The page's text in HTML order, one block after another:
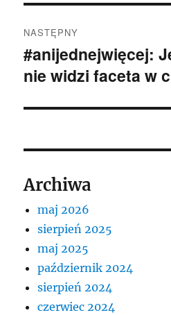
NASTĘPNY
Następny
wpis:
#anijednejwięcej:
nie widzi faceta w
Archiwa
maj 2026
sierpień 2025
maj 2025
październik 2024
sierpień 2024
czerwiec 2024